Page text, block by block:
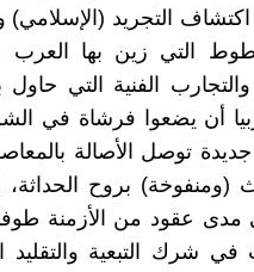
التجريد (الإسلامي)
التي زين بها
والتجارب الفنية التي
أن يضعوا فرشاة في
توصل الأصالة
(ومنفوخة) بروح
مدى عقود من الأزمنة
شرك التبعية والتقليد